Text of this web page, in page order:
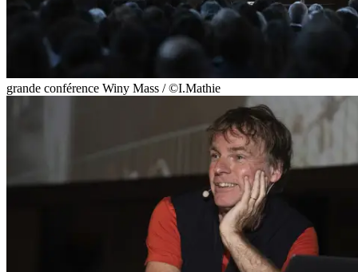
grande conférence Winy Mass / ©I.Mathie